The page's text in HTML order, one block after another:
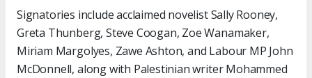
Signatories include acclaimed novelist Sally Rooney,
Greta Thunberg, Steve Coogan, Zoe Wanamaker,
Miriam Margolyes, Zawe Ashton, and Labour MP John
McDonnell, along with Palestinian writer Mohammed